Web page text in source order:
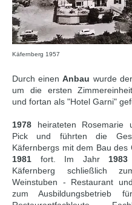
Käfernberg 1957
Durch einenAnbau wurde der
um die ersten
und fortan als "Hotel Garni"
1978 heirateten Rosemarie
Pick und führten die
Käfernbergs mit dem Bau des
1981 fort. Im Jahr 1983
Käfernberg schließlich
Weinstuben - Restaurant
zum Ausbildungsbetrieb